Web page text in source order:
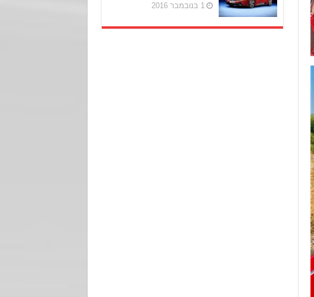
1 בנובמבר 2016